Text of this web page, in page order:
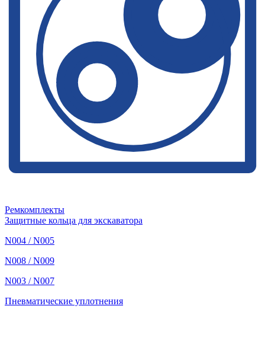
Ремкомплекты
Защитные кольца для экскаватора
N004 / N005
N008 / N009
N003 / N007
Пневматические уплотнения